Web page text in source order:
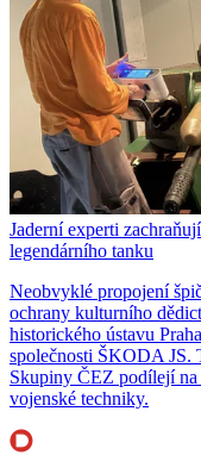
Jaderní experti
legendárního tanku
Neobvyklé propojení
ochrany kulturního
historického ústavu
společnosti ŠKODA JS.
Skupiny ČEZ podílejí
vojenské techniky.